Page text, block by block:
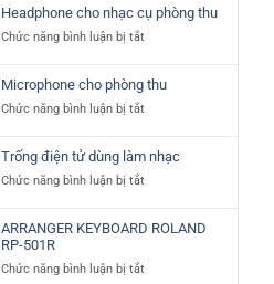
số
Piano
Yamaha
rẻ
Headphone cho nhạc cụ phòng thu
Chức năng bình luận bị tắtở
nhạc
cụ
thu
Microphone cho phòng thu
Chức năng bình luận bị tắtở
phòng
thu
Trống điện tử dùng làm nhạc
Chức năng bình luận bị tắtở
tử
làm
ARRANGER KEYBOARD ROLAND
RP-501R
Chức năng bình luận bị tắtở